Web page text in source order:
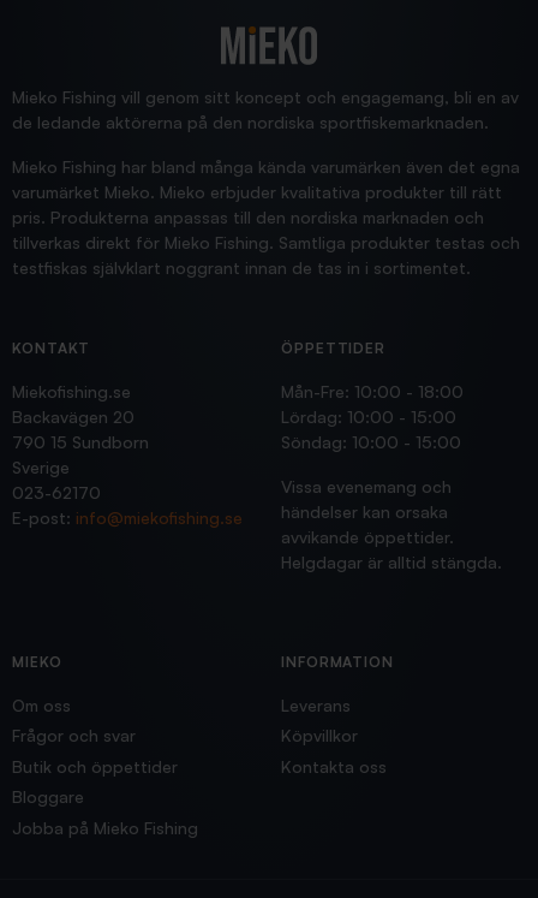
Jensa
Mieko Fishing vill genom sitt koncept och engagemang, bli en av
de ledande aktörerna på den nordiska sportfiskemarknaden.
Mieko Fishing har bland många kända varumärken även det egna
varumärket Mieko. Mieko erbjuder kvalitativa produkter till rätt
pris. Produkterna anpassas till den nordiska marknaden och
tillverkas direkt för Mieko Fishing. Samtliga produkter testas och
testfiskas självklart noggrant innan de tas in i sortimentet.
KONTAKT
Miekofishing.se
Backavägen 20
790 15 Sundborn
Sverige
023-62170
E-post: info@miekofishing.se
ÖPPETTIDER
Mån-Fre: 10:00 - 18:00
Lördag: 10:00 - 15:00
Söndag: 10:00 - 15:00
Vissa evenemang och
händelser kan orsaka
avvikande öppettider.
Helgdagar är alltid stängda.
MIEKO
Om oss
Frågor och svar
Butik och öppettider
Bloggare
Jobba på Mieko Fishing
INFORMATION
Leverans
Köpvillkor
Kontakta oss